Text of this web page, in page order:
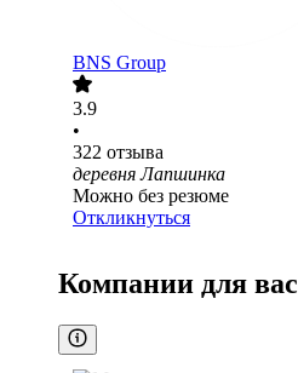
BNS Group
3.9
•
322 отзыва
деревня Лапшинка
Можно без резюме
Откликнуться
Компании для вас